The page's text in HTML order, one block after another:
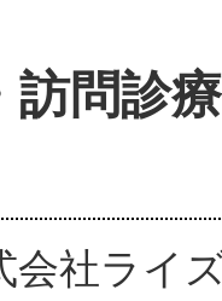
訪問診
会社ライ